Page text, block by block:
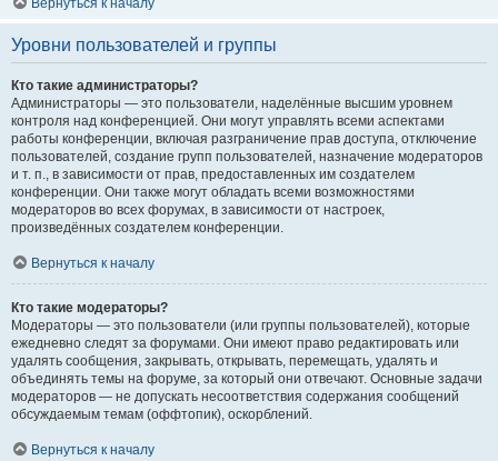
Вернуться к началу
Уровни пользователей и группы
Кто такие администраторы?
Администраторы — это пользователи, наделённые высшим уровнем
контроля над конференцией. Они могут управлять всеми аспектами
работы конференции, включая разграничение прав доступа, отключение
пользователей, создание групп пользователей, назначение модераторов
и т. п., в зависимости от прав, предоставленных им создателем
конференции. Они также могут обладать всеми возможностями
модераторов во всех форумах, в зависимости от настроек,
произведённых создателем конференции.
Вернуться к началу
Кто такие модераторы?
Модераторы — это пользователи (или группы пользователей), которые
ежедневно следят за форумами. Они имеют право редактировать или
удалять сообщения, закрывать, открывать, перемещать, удалять и
объединять темы на форуме, за который они отвечают. Основные задачи
модераторов — не допускать несоответствия содержания сообщений
обсуждаемым темам (оффтопик), оскорблений.
Вернуться к началу